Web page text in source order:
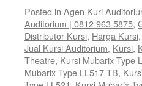
Posted in Agen Kuri
Auditorium | 0812 963 5875,
Distributor Kursi, Harga Kursi,
Jual Kursi Auditorium, Kursi,
Theatre, Kursi Mubarix Type
Mubarix Type LL517 TB,